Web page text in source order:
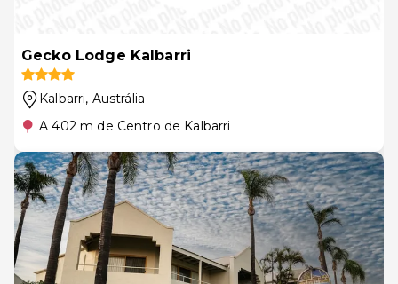
Gecko Lodge Kalbarri
Kalbarri, Austrália
A 402 m de Centro de Kalbarri